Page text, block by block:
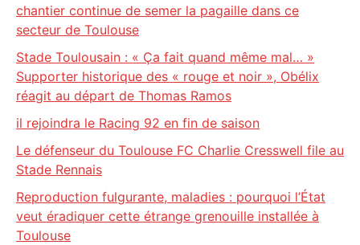
chantier continue de semer la pagaille dans ce
secteur de Toulouse
Stade Toulousain : « Ça fait quand même mal… »
Supporter historique des « rouge et noir », Obélix
réagit au départ de Thomas Ramos
il rejoindra le Racing 92 en fin de saison
Le défenseur du Toulouse FC Charlie Cresswell file au
Stade Rennais
Reproduction fulgurante, maladies : pourquoi l’État
veut éradiquer cette étrange grenouille installée à
Toulouse